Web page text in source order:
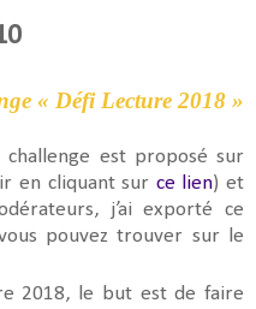
« Défi Lecture 2018 »
est proposé sur
en cliquant sur ce lien) et
j’ai exporté ce
pouvez trouver sur le
2018, le but est de faire